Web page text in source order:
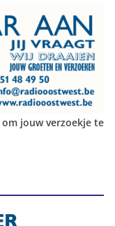
om jouw verzoekje te